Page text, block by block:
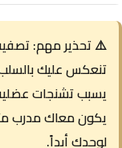
⚠️ تحذير مهم:
تنعكس عليك
يسبب تشنجات
يكون معاك مدرب
لوحدك أبداً.